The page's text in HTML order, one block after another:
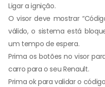
Ligar a ignição.
O visor deve mostrar
válido, o sistema está
um tempo de espera.
Prima os botões no visor
carro para o seu Renault.
Prima ok para validar o